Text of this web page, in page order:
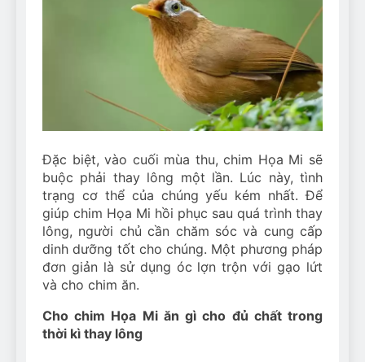
Can Bulldogs Play Fetch?
And How to Train Them!
7 Năm Ago
How Often Do I Need to
Groom My Bulldog
7 Năm Ago
Đặc biệt, vào cuối mùa thu, chim Họa Mi sẽ
buộc phải thay lông một lần. Lúc này, tình
trạng cơ thể của chúng yếu kém nhất. Để
giúp chim Họa Mi hồi phục sau quá trình thay
lông, người chủ cần chăm sóc và cung cấp
dinh dưỡng tốt cho chúng. Một phương pháp
đơn giản là sử dụng óc lợn trộn với gạo lứt
và cho chim ăn.
Cho chim Họa Mi ăn gì cho đủ chất trong
thời kì thay lông